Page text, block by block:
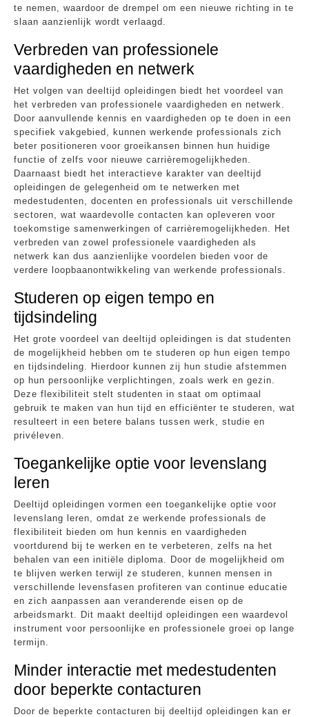
te nemen, waardoor de drempel om een nieuwe richting in te
slaan aanzienlijk wordt verlaagd.
Verbreden van professionele
vaardigheden en netwerk
Het volgen van deeltijd opleidingen biedt het voordeel van
het verbreden van professionele vaardigheden en netwerk.
Door aanvullende kennis en vaardigheden op te doen in een
specifiek vakgebied, kunnen werkende professionals zich
beter positioneren voor groeikansen binnen hun huidige
functie of zelfs voor nieuwe carrièremogelijkheden.
Daarnaast biedt het interactieve karakter van deeltijd
opleidingen de gelegenheid om te netwerken met
medestudenten, docenten en professionals uit verschillende
sectoren, wat waardevolle contacten kan opleveren voor
toekomstige samenwerkingen of carrièremogelijkheden. Het
verbreden van zowel professionele vaardigheden als
netwerk kan dus aanzienlijke voordelen bieden voor de
verdere loopbaanontwikkeling van werkende professionals.
Studeren op eigen tempo en
tijdsindeling
Het grote voordeel van deeltijd opleidingen is dat studenten
de mogelijkheid hebben om te studeren op hun eigen tempo
en tijdsindeling. Hierdoor kunnen zij hun studie afstemmen
op hun persoonlijke verplichtingen, zoals werk en gezin.
Deze flexibiliteit stelt studenten in staat om optimaal
gebruik te maken van hun tijd en efficiënter te studeren, wat
resulteert in een betere balans tussen werk, studie en
privéleven.
Toegankelijke optie voor levenslang
leren
Deeltijd opleidingen vormen een toegankelijke optie voor
levenslang leren, omdat ze werkende professionals de
flexibiliteit bieden om hun kennis en vaardigheden
voortdurend bij te werken en te verbeteren, zelfs na het
behalen van een initiële diploma. Door de mogelijkheid om
te blijven werken terwijl ze studeren, kunnen mensen in
verschillende levensfasen profiteren van continue educatie
en zich aanpassen aan veranderende eisen op de
arbeidsmarkt. Dit maakt deeltijd opleidingen een waardevol
instrument voor persoonlijke en professionele groei op lange
termijn.
Minder interactie met medestudenten
door beperkte contacturen
Door de beperkte contacturen bij deeltijd opleidingen kan er